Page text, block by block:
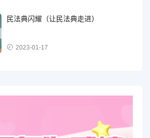
民法典闪耀（让民法典走进）
2023-01-17